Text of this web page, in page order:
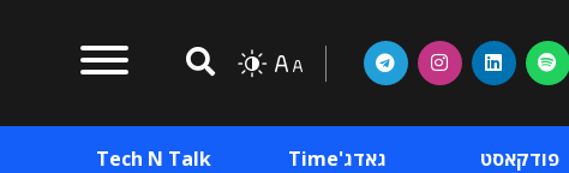
פודקאסט גאדג'Time Tech N Talk